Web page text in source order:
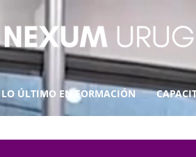
LO ÚLTIMO EN FORMACIÓN